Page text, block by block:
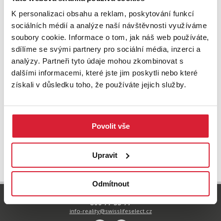
K personalizaci obsahu a reklam, poskytování funkcí
sociálních médií a analýze naší návštěvnosti využíváme
soubory cookie. Informace o tom, jak náš web používáte,
sdílíme se svými partnery pro sociální média, inzerci a
analýzy. Partneři tyto údaje mohou zkombinovat s
dalšími informacemi, které jste jim poskytli nebo které
získali v důsledku toho, že používáte jejich služby.
Povolit vše
Upravit
Odmítnout
UPRAVIT VYHLEDÁVÁNÍ
800 77 55 77
info-reality@swisslifeselect.cz